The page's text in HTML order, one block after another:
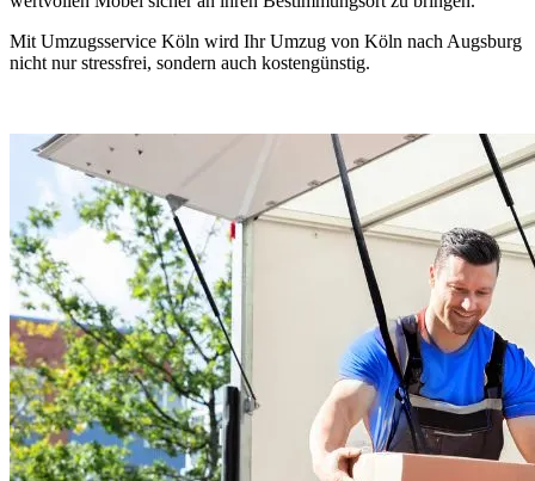
Mit Umzugsservice Köln wird Ihr Umzug von Köln nach Augsburg
nicht nur stressfrei, sondern auch kostengünstig.